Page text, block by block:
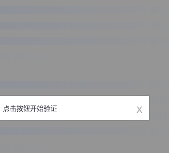
点击按钮开始验证 x